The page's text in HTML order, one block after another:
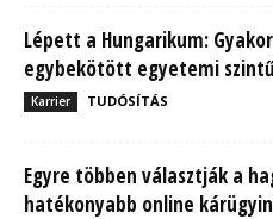
Lépett a Hungarikum:
egybekötött egyetemi
Karrier TUDÓSÍTÁS
Egyre többen választják a
hatékonyabb online